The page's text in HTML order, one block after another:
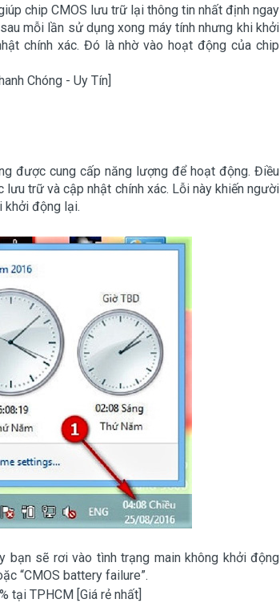
chip CMOS lưu trữ lại thông tin nhất định ngay
mỗi lần sử dụng xong máy tính nhưng khi khởi
chính xác. Đó là nhờ vào hoạt động của chip
Chóng - Uy Tín]
được cung cấp năng lượng để hoạt động. Điều
trữ và cập nhật chính xác. Lỗi này khiến người
khởi động lại.
bạn sẽ rơi vào tình trạng main không khởi động
“CMOS battery failure”.
tại TPHCM [Giá rẻ nhất]